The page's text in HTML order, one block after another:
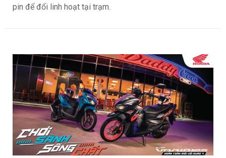
pin để đổi linh hoạt tại trạm.